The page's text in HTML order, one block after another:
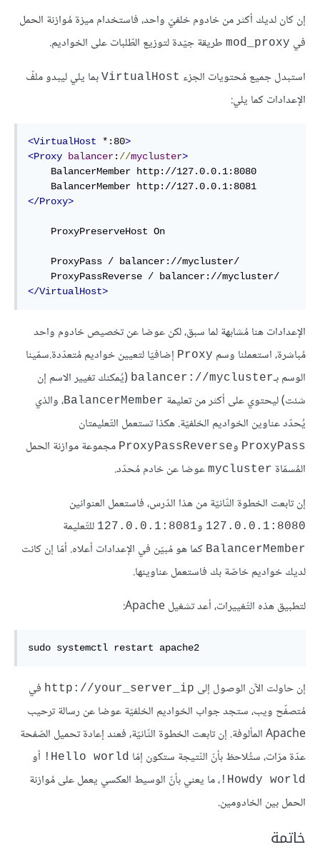
إن كان لديك أكثر من خادوم خلفيّ واحد، فاستخدام ميزة مُوازنة الحمل
في mod_proxy طريقة جيّدة لتوزيع الطّلبات على الخواديم.
استبدل جميع مُحتويات الجزء VirtualHost بما يلي ليبدو ملفّ
الإعدادات كما يلي:
<VirtualHost * : 80>
<Proxy balancer: //mycluster>
    BalancerMember http:
//127.0.0.1:8080
    BalancerMember http:
//127.0.0.1:8081
</Proxy>
    ProxyPreserveHost
On
    ProxyPass
/ balancer: //mycluster/
    ProxyPassReverse
/ balancer: //mycluster/
</VirtualHost>
الإعدادات هنا مُشابهة لما سبق، لكن عوضا عن تخصيص خادوم واحد
مُباشرة، استعملنا وسم Proxy إضافيّا لتعيين خواديم مُتعدّدة.سمّينا
الوسم بـbalancer://mycluster (يُمكنك تغيير الاسم إن
شئت) ليحتوي على أكثر من تعليمة BalancerMember، والذي
يُحدّد عناوين الخواديم الخلفيّة. هكذا تستعمل التّعليمتان
ProxyPass وProxyPassReverse مجموعة موازنة الحمل
المُسمّاة mycluster عوضا عن خادم مُحدّد.
إن تابعت الخطوة الثّانيّة من هذا الدّرس، فاستعمل العنوانين
127.0.0.1:8080 و127.0.0.1:8081 للتّعليمة
BalancerMember كما هو مُبيّن في الإعدادات أعلاه. أمّا إن كانت
لديك خواديم خاصّة بك فاستعمل عناوينها.
لتطبيق هذه التّغييرات، أعد تشغيل Apache:
sudo systemctl restart apache2
إن حاولت الآن الوصول إلى http://your_server_ip في
مُتصفّح ويب، ستجد جواب الخواديم الخلفيّة عوضا عن رسالة ترحيب
Apache المألوفة. إن تابعت الخطوة الثّانيّة، فعند إعادة تحميل الصّفحة
عدّة مرّات، ستُلاحظ بأنّ النّتيجة ستكون إمّا Hello world! أو
Howdy world!
، ما يعني بأنّ الوسيط العكسي يعمل على مُوازنة
الحمل بين الخادومين.
خاتمة